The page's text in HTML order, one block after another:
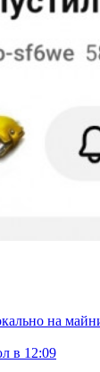
на
в 12:09